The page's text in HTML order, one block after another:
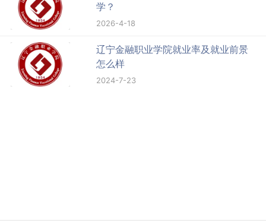
学？
2026-4-18
辽宁金融职业学院就业率及就业前景
怎么样
2024-7-23